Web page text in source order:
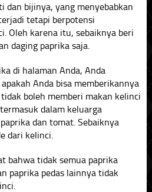
dan bijinya, yang menyebabkan
tetapi berpotensi
Oleh karena itu, sebaiknya beri
daging paprika saja.
di halaman Anda, Anda
Anda bisa memberikannya
boleh memberi makan kelinci
dalam keluarga
dan tomat. Sebaiknya
dari kelinci.
bahwa tidak semua paprika
paprika pedas lainnya tidak